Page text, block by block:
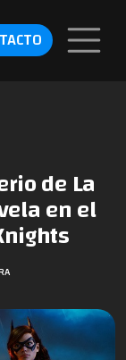
de La
en el